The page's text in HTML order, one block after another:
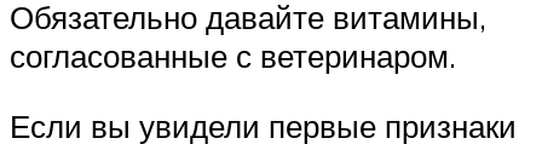
Обязательно давайте витамины,
согласованные с ветеринаром.
Если вы увидели первые признаки